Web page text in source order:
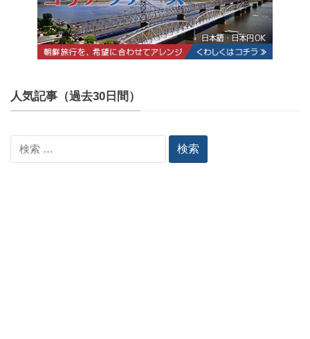
人気記事（過去30日間）
索: